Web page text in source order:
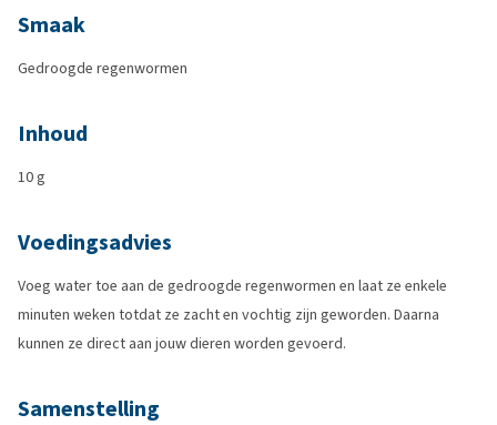
Smaak
Gedroogde regenwormen
Inhoud
10 g
Voedingsadvies
Voeg water toe aan de gedroogde regenwormen en laat ze enkele
minuten weken totdat ze zacht en vochtig zijn geworden. Daarna
kunnen ze direct aan jouw dieren worden gevoerd.
Samenstelling